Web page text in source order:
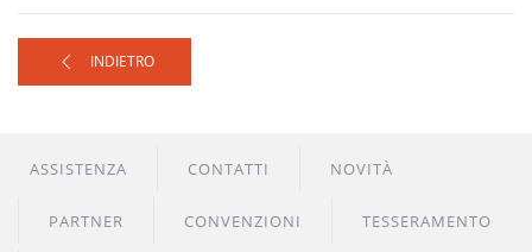
INDIETRO
ASSISTENZA CONTATTI NOVITÀ
PARTNER CONVENZIONI TESSERAMENTO